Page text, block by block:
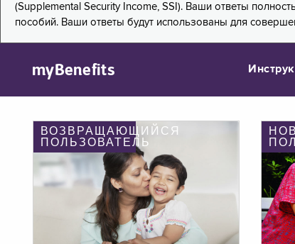
(Supplemental Security Income, SSI). Ваши ответы
пособий. Ваши ответы будут использованы для
myBenefits
ВОЗВРАЩАЮЩИЙСЯ
ПОЛЬЗОВАТЕЛЬ